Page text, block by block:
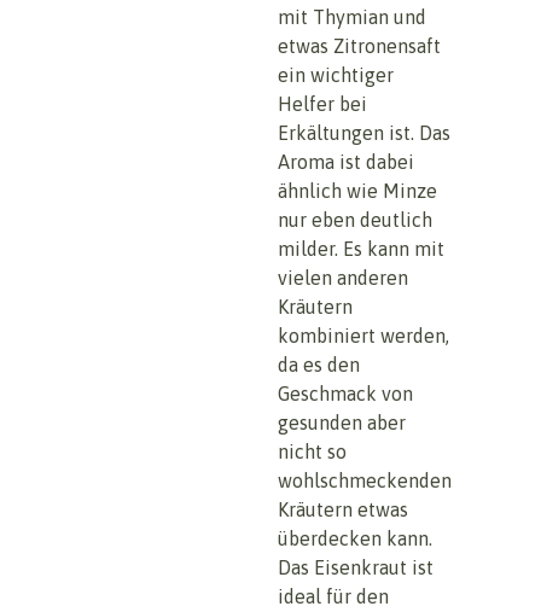
mit Thymian und
etwas Zitronensaft
ein wichtiger
Helfer bei
Erkältungen ist. Das
Aroma ist dabei
ähnlich wie Minze
nur eben deutlich
milder. Es kann mit
vielen anderen
Kräutern
kombiniert werden,
da es den
Geschmack von
gesunden aber
nicht so
wohlschmeckenden
Kräutern etwas
überdecken kann.
Das Eisenkraut ist
ideal für den